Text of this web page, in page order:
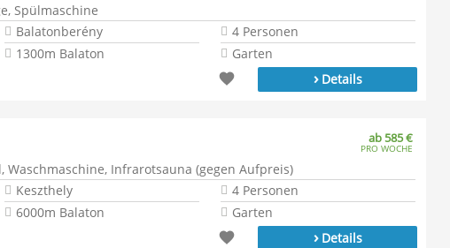
Spülmaschine
Balatonberény
4 Personen
1300m Balaton Garten
›Details
ab 585 €
PRO WOCHE
Waschmaschine, Infrarotsauna (gegen Aufpreis)
Keszthely
4 Personen
6000m Balaton Garten
›Details